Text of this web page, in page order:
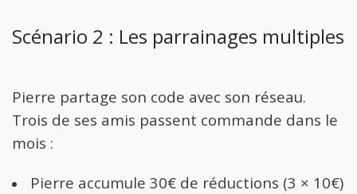
Scénario 2 : Les parrainages multiples
Pierre partage son code avec son réseau.
Trois de ses amis passent commande dans le
mois :
Pierre accumule 30€ de réductions (3 × 10€)